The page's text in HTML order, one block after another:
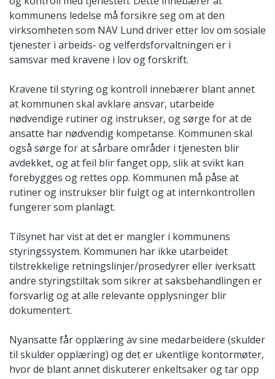
kommunens ledelse må forsikre seg om at den
virksomheten som NAV Lund driver etter lov om sosiale
tjenester i arbeids- og velferdsforvaltningen er i
samsvar med kravene i lov og forskrift.
Kravene til styring og kontroll innebærer blant annet
at kommunen skal avklare ansvar, utarbeide
nødvendige rutiner og instrukser, og sørge for at de
ansatte har nødvendig kompetanse. Kommunen skal
også sørge for at sårbare områder i tjenesten blir
avdekket, og at feil blir fanget opp, slik at svikt kan
forebygges og rettes opp. Kommunen må påse at
rutiner og instrukser blir fulgt og at internkontrollen
fungerer som planlagt.
Tilsynet har vist at det er mangler i kommunens
styringssystem. Kommunen har ikke utarbeidet
tilstrekkelige retningslinjer/prosedyrer eller iverksatt
andre styringstiltak som sikrer at saksbehandlingen er
forsvarlig og at alle relevante opplysninger blir
dokumentert.
Nyansatte får opplæring av sine medarbeidere (skulder
til skulder opplæring) og det er ukentlige kontormøter,
hvor de blant annet diskuterer enkeltsaker og tar opp